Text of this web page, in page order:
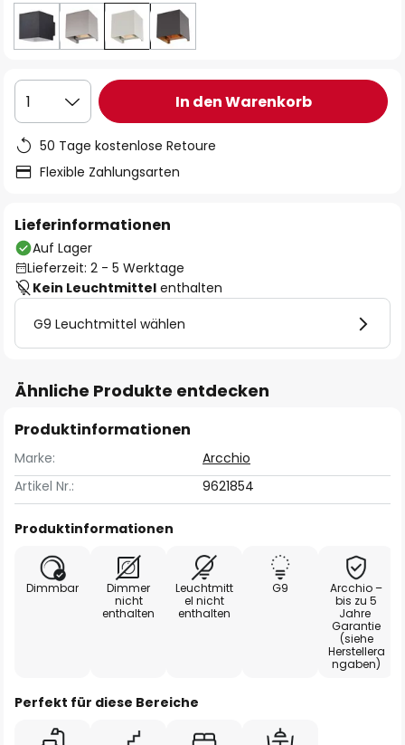
1 In den Warenkorb
50 Tage kostenlose Retoure
Flexible Zahlungsarten
Lieferinformationen
Auf Lager
Lieferzeit: 2 - 5 Werktage
Kein Leuchtmittel enthalten
G9 Leuchtmittel wählen
Ähnliche Produkte entdecken
Produktinformationen
Marke:
Arcchio
Artikel Nr.:
9621854
Produktinformationen
Dimmbar
Dimmer
nicht
enthalten
Leuchtmitt
el nicht
enthalten
G9
Arcchio –
bis zu 5
Jahre
Garantie
(siehe
Herstellera
ngaben)
Perfekt für diese Bereiche